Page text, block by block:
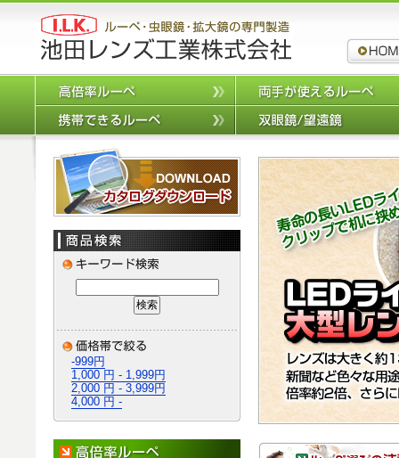
携帯できるルーペ
カタログダウンロード
-999円
1,000 円 - 1,999円
2,000 円 - 3,999円
4,000 円 -
高倍率ルーペ